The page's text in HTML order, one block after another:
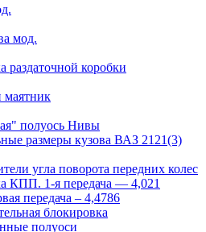
мод.
раздаточной коробки
маятник
полуось Нивы
размеры кузова ВАЗ 2121(3)
угла поворота передних колес
КПП. 1-я передача — 4,021
передача – 4,4786
блокировка
полуоси